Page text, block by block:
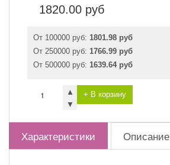
1820.00 руб
От 100000 руб: 1801.98 руб
От 250000 руб: 1766.99 руб
От 500000 руб: 1639.64 руб
▲
▼
+ В корзину
Характеристики Описание